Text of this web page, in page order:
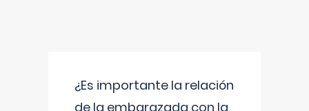
¿Es importante la relación
de la embarazada con la